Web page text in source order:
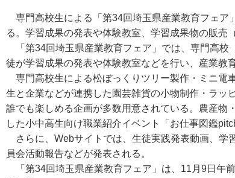
専門高校生による「第34回埼玉県産業教育フェア
る。学習成果の発表や体験教室、学習成果物の販売
「第34回埼玉県産業教育フェア」では、専門高校
徒が学習成果の発表や体験教室などを行い、産業教
専門高校生による松ぼっくりツリー製作・ミニ電
生と企業などが連携した園芸雑貨の小物制作・ラッ
誰でも楽しめる企画が多数用意されている。農産物
した小中高生向け職業紹介イベント「お仕事図鑑
さらに、Webサイトでは、生徒実践発表動画、学
員会活動報告などが発表される。
「第34回埼玉県産業教育フェア」は、11月9日午